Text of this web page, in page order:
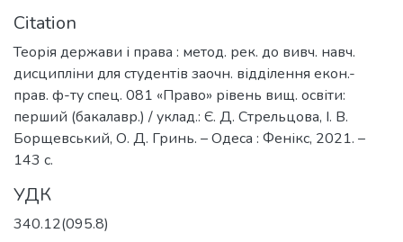
Citation
Теорія держави і права : метод. рек. до вивч. навч.
дисципліни для студентів заочн. відділення екон.-
прав. ф-ту cпец. 081 «Право» рівень вищ. освіти:
перший (бакалавр.) / уклад.: Є. Д. Стрельцова, І. В.
Борщевський, О. Д. Гринь. – Одеса : Фенікс, 2021. –
143 с.
УДК
340.12(095.8)